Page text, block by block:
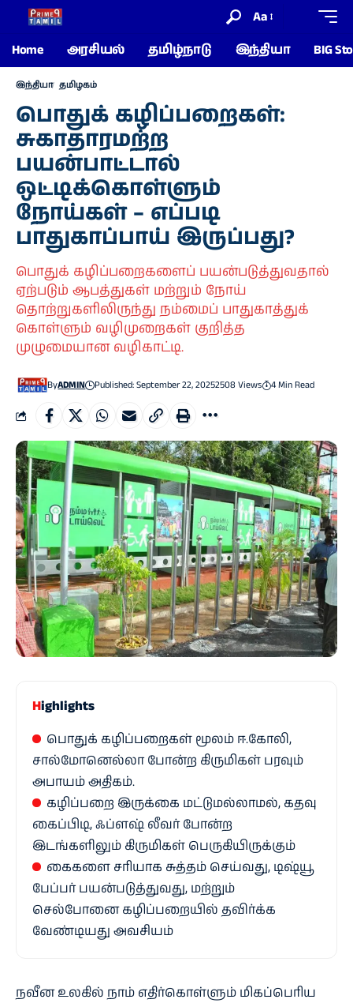
Aa
Home
அரசியல் தமிழ்நாடு இந்தியா BIG
இந்தியா தமிழகம்
பொதுக் கழிப்பறைகள்:
சுகாதாரமற்ற
பயன்பாட்டால்
ஒட்டிக்கொள்ளும்
நோய்கள் – எப்படி
பாதுகாப்பாய் இருப்பது?
பொதுக் கழிப்பறைகளைப் பயன்படுத்துவதால்
ஏற்படும் ஆபத்துகள் மற்றும் நோய்
தொற்றுகளிலிருந்து நம்மைப் பாதுகாத்துக்
கொள்ளும் வழிமுறைகள் குறித்த
முழுமையான வழிகாட்டி.
ByADMIN Published: September 22, 20252508 Views 4 Min Read
Highlights
பொதுக் கழிப்பறைகள் மூலம் ஈ.கோலி,
சால்மோனெல்லா போன்ற கிருமிகள் பரவும்
அபாயம் அதிகம்.
கழிப்பறை இருக்கை மட்டுமல்லாமல், கதவு
கைப்பிடி, ஃப்ளஷ் லீவர் போன்ற
இடங்களிலும் கிருமிகள் பெருகியிருக்கும்
கைகளை சரியாக சுத்தம் செய்வது, டிஷ்யூ
பேப்பர் பயன்படுத்துவது, மற்றும்
செல்போனை கழிப்பறையில் தவிர்க்க
வேண்டியது அவசியம்
நவீன உலகில் நாம் எதிர்கொள்ளும் மிகப்பெரிய